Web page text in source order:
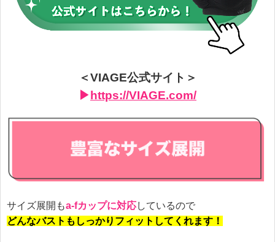
＜VIAGE公式サイト＞
▶︎ https://VIAGE.com/
サイズ展開もa-fカップに対応しているので
どんなバストもしっかりフィットしてくれます！